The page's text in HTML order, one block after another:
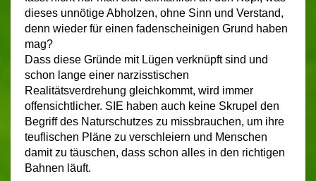
dieses unnötige Abholzen, ohne Sinn und Verstand,
denn wieder für einen fadenscheinigen Grund haben
mag?
Dass diese Gründe mit Lügen verknüpft sind und
schon lange einer narzisstischen
Realitätsverdrehung gleichkommt, wird immer
offensichtlicher. SIE haben auch keine Skrupel den
Begriff des Naturschutzes zu missbrauchen, um ihre
teuflischen Pläne zu verschleiern und Menschen
damit zu täuschen, dass schon alles in den richtigen
Bahnen läuft.